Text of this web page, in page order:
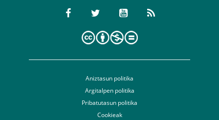
Aniztasun politika
Argitalpen politika
Pribatutasun politika
Cookieak